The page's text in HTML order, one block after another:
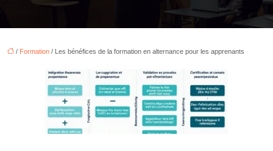
/ Formation / Les bénéfices de la formation en alternance pour les apprenants